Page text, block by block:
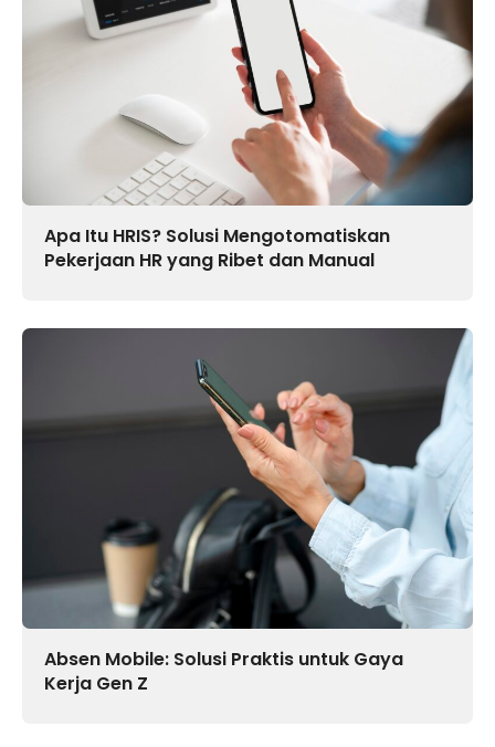
Apa Itu HRIS? Solusi Mengotomatiskan
Pekerjaan HR yang Ribet dan Manual
Absen Mobile: Solusi Praktis untuk Gaya
Kerja Gen Z